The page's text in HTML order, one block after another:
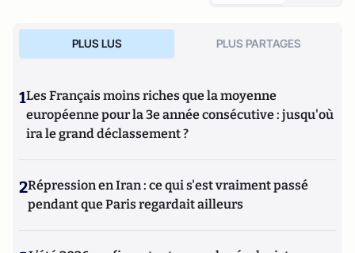
PLUS LUS PLUS PARTAGES
1Les Français moins riches que la moyenne
européenne pour la 3e année consécutive : jusqu'où
ira le grand déclassement ?
2Répression en Iran : ce qui s'est vraiment passé
pendant que Paris regardait ailleurs